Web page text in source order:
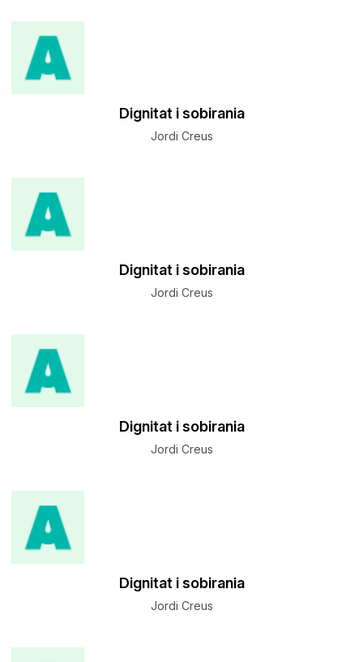
Dignitat i sobirania
Jordi Creus
Dignitat i sobirania
Jordi Creus
Dignitat i sobirania
Jordi Creus
Dignitat i sobirania
Jordi Creus